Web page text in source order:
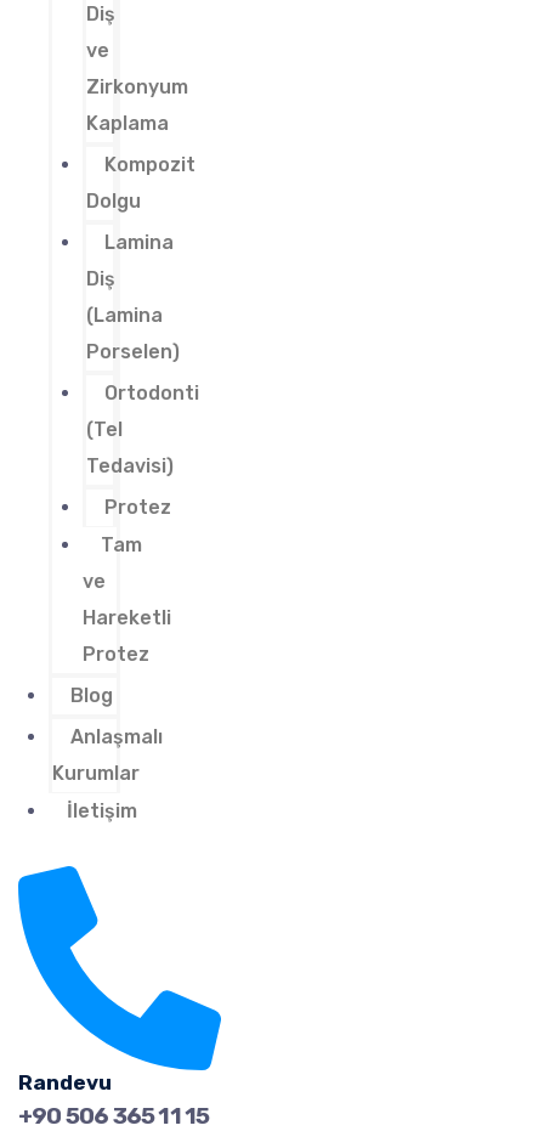
Diş
ve
Zirkonyum
Kaplama
Kompozit
Dolgu
Lamina
Diş
(Lamina
Porselen)
Ortodonti
(Tel
Tedavisi)
Protez
Tam
ve
Hareketli
Protez
Blog
Anlaşmalı
Kurumlar
İletişim
Randevu
+90 506 365 11 15